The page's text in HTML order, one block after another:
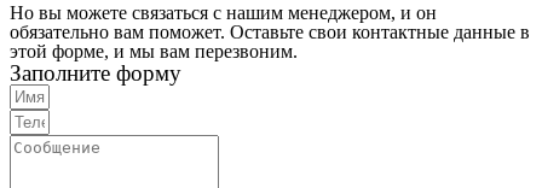
Но вы можете связаться с нашим менеджером, и он
обязательно вам поможет. Оставьте свои контактные данные в
этой форме, и мы вам перезвоним.
Заполните форму